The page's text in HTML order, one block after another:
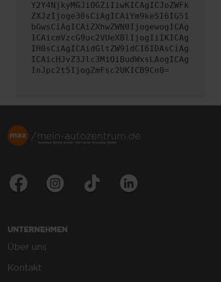
Y2Y4NjkyMGJiOGZiIiwKICAgICJoZWFk
ZXJzIjoge30sCiAgICAiYm9keSI6IG51
bGwsCiAgICAiZXhwZWN0IjogewogICAg
ICAicmVzcG9uc2VUeXBlIjogIiIKICAg
IH0sCiAgICAidGltZW91dCI6IDAsCiAg
ICAicHJvZ3Jlc3MiOiBudWxsLAogICAg
InJpc2t5IjogZmFsc2UKICB9Cn0=
UNTERNEHMEN
Über uns
Kontakt